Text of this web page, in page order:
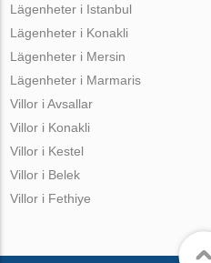
Lägenheter i Istanbul
Lägenheter i Konakli
Lägenheter i Mersin
Lägenheter i Marmaris
Villor i Avsallar
Villor i Konakli
Villor i Kestel
Villor i Belek
Villor i Fethiye